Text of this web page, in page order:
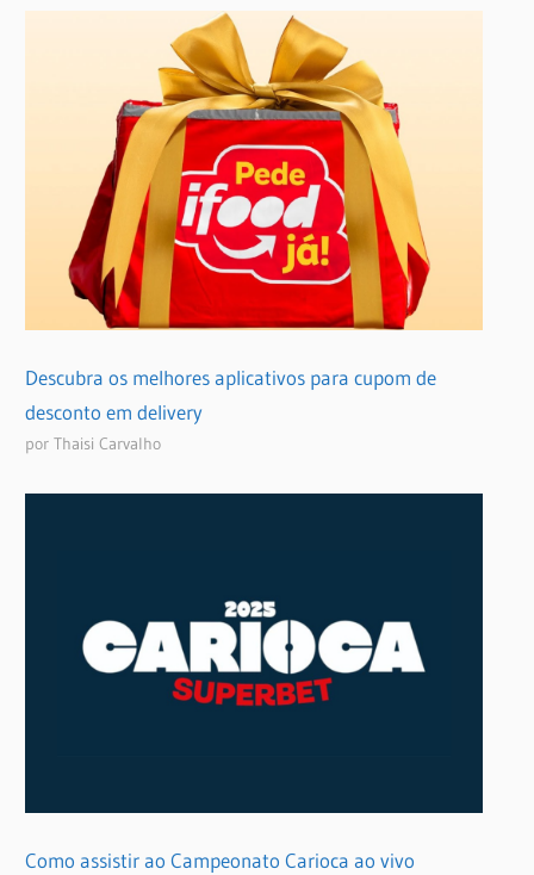
Descubra os melhores aplicativos para cupom de
desconto em delivery
por Thaisi Carvalho
Como assistir ao Campeonato Carioca ao vivo